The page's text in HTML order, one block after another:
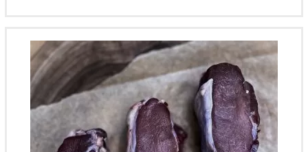
можна
вибрати
на
сторінці
товару